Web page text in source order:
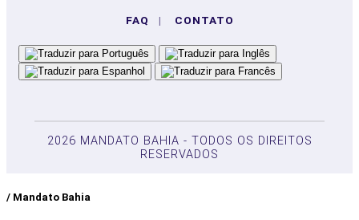
FAQ | CONTATO
2026 MANDATO BAHIA - TODOS OS DIREITOS
RESERVADOS
/ Mandato Bahia